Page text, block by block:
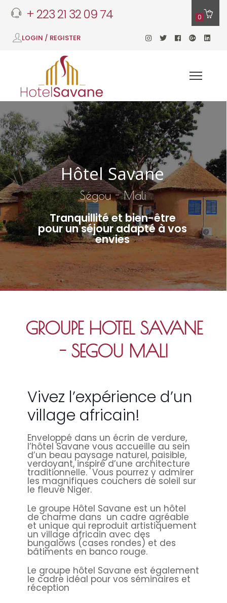
+ 223 21 32 09 74 0
LOGIN / REGISTER
Hôtel Savane
Tranquillité et bien-être
pour un séjour adapté à vos
envies
Ségou - Mali
GROUPE HOTEL SAVANE
- SEGOU MALI
Vivez l’expérience d’un
village africain!
Enveloppé dans un écrin de verdure,
l’hôtel Savane vous accueille au sein
d’un beau paysage naturel, paisible,
verdoyant, inspiré d’une architecture
traditionnelle. Vous pourrez y admirer
les magnifiques couchers de soleil sur
le fleuve Niger.
Le groupe Hôtel Savane est un hôtel
de charme dans un cadre agréable
et unique qui reproduit artistiquement
un village africain avec des
bungalows (cases rondes) et des
bâtiments en banco rouge.
Le groupe hôtel Savane est également
le cadre idéal pour vos séminaires et
réception